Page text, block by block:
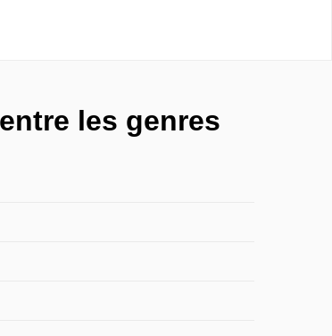
les genres